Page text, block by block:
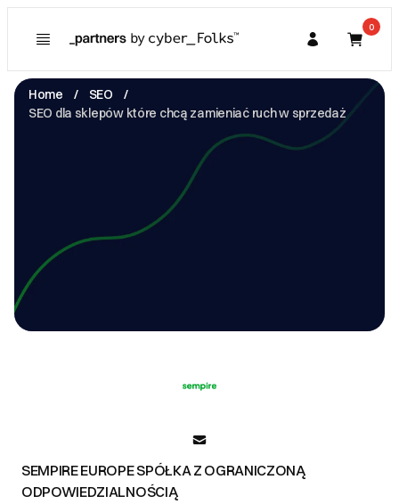
Kupujący
0
Home
SEO
SEO dla sklepów które chcą zamieniać ruch w sprzedaż
SEMPIRE EUROPE SPÓŁKA Z OGRANICZONĄ
ODPOWIEDZIALNOŚCIĄ
Poznaj
Prawa konsumenta
O Partnerze
SEMPIRE EUROPE SPÓŁKA Z OGRANICZONĄ
ODPOWIEDZIALNOŚCIĄ
pl. Władysława Andersa 3 -
61-894 Poznań
II. Anulacje zamówień i zwroty
DOWIEDZ SIĘ WIĘCEJ